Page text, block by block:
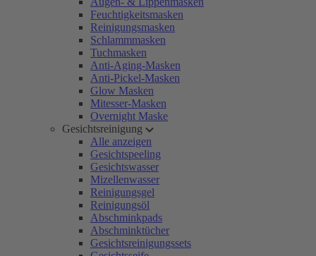
Feuchtigkeitsmasken
Reinigungsmasken
Schlammmasken
Tuchmasken
Anti-Aging-Masken
Anti-Pickel-Masken
Glow Masken
Mitesser-Masken
Overnight Maske
Gesichtsreinigung
Alle anzeigen
Gesichtspeeling
Gesichtswasser
Mizellenwasser
Reinigungsgel
Reinigungsöl
Abschminkpads
Abschminktücher
Gesichtsreinigungssets